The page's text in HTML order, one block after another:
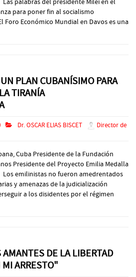
para poner fin al socialismo
Foro Económico Mundial en Davos es una
PLAN CUBANÍSIMO PARA
TIRANÍA
Dr. OSCAR ELIAS BISCET
Director de
Cuba Presidente de la Fundación
Presidente del Proyecto Emilia Medalla
emilinistas no fueron amedrentados
y amenazas de la judicialización
a los disidentes por el régimen
AMANTES DE LA LIBERTAD
ARRESTO"